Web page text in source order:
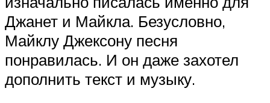
Джанет и Майкла. Безусловно,
Майклу Джексону песня
понравилась. И он даже захотел
дополнить текст и музыку.